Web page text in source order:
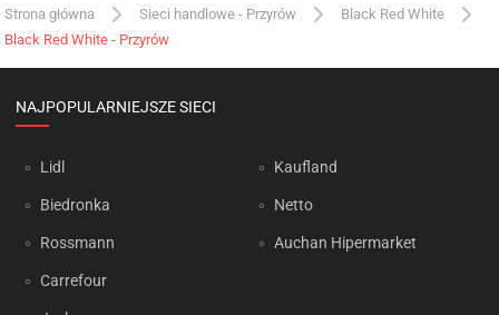
Strona główna Sieci handlowe - Przyrów
Black Red White
Black Red White - Przyrów
NAJPOPULARNIEJSZE SIECI
Lidl
Biedronka
Rossmann
Carrefour
Kaufland
Netto
Auchan Hipermarket